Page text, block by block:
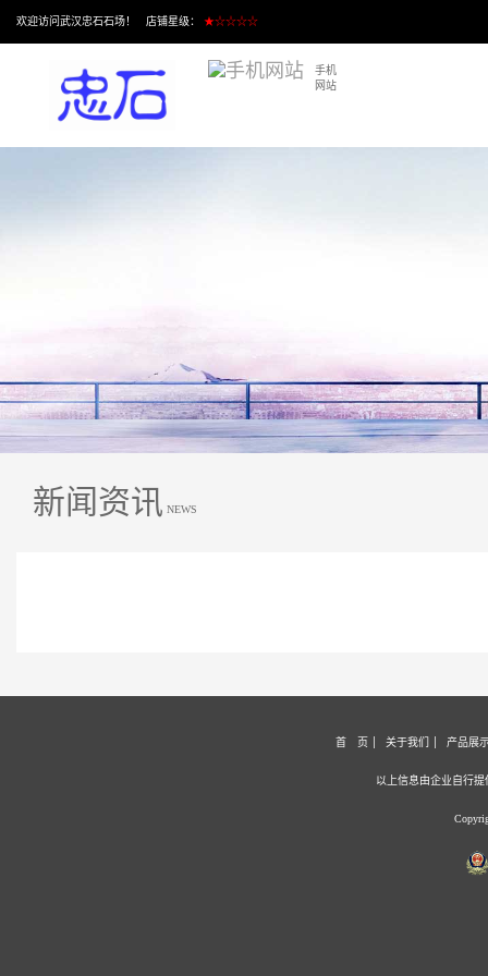
欢迎访问武汉忠石石场！ 店铺星级： ★☆☆☆☆
手机
网站
新闻资讯 NEWS
首 页 关于我们 产品展
以上信息由企业自行